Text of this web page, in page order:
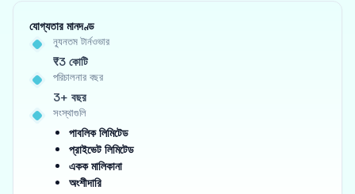
যোগ্যতার মানদণ্ড
ন্যূনতম টার্নওভার
₹3 কোটি
পরিচালনার বছর
3+ বছর
সংস্থাগুলি
পাবলিক লিমিটেড
প্রাইভেট লিমিটেড
একক মালিকানা
অংশীদারি